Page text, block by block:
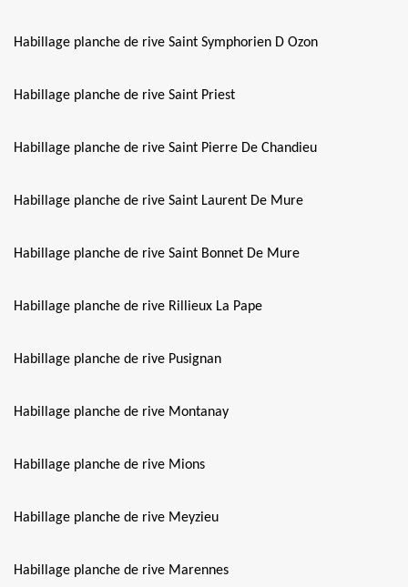
Habillage planche de rive Saint Symphorien D Ozon
Habillage planche de rive Saint Priest
Habillage planche de rive Saint Pierre De Chandieu
Habillage planche de rive Saint Laurent De Mure
Habillage planche de rive Saint Bonnet De Mure
Habillage planche de rive Rillieux La Pape
Habillage planche de rive Pusignan
Habillage planche de rive Montanay
Habillage planche de rive Mions
Habillage planche de rive Meyzieu
Habillage planche de rive Marennes